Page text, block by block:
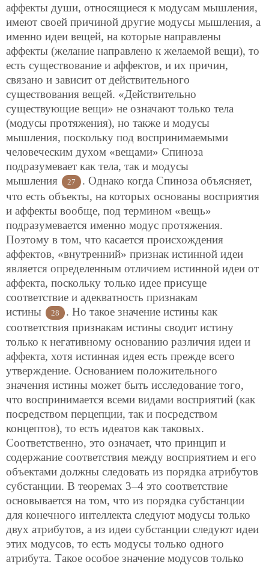
аффекты души, относящиеся к модусам мышления,
имеют своей причиной другие модусы мышления, а
именно идеи вещей, на которые направлены
аффекты (желание направлено к желаемой вещи), то
есть существование и аффектов, и их причин,
связано и зависит от действительного
существования вещей. «Действительно
существующие вещи» не означают только тела
(модусы протяжения), но также и модусы
мышления, поскольку под воспринимаемыми
человеческим духом «вещами» Спиноза
подразумевает как тела, так и модусы
мышления
27
. Однако когда Спиноза объясняет,
что есть объекты, на которых основаны восприятия
и аффекты вообще, под термином «вещь»
подразумевается именно модус протяжения.
Поэтому в том, что касается происхождения
аффектов, «внутренний» признак истинной идеи
является определенным отличием истинной идеи от
аффекта, поскольку только идее присуще
соответствие и адекватность признакам
истины
28
. Но такое значение истины как
соответствия признакам истины сводит истину
только к негативному основанию различия идеи и
аффекта, хотя истинная идея есть прежде всего
утверждение. Основанием положительного
значения истины может быть исследование того,
что воспринимается всеми видами восприятий (как
посредством перцепции, так и посредством
концептов), то есть идеатов как таковых.
Соответственно, это означает, что принцип и
содержание соответствия между восприятием и его
объектами должны следовать из порядка атрибутов
субстанции. В теоремах 3–4 это соответствие
основывается на том, что из порядка субстанции
для конечного интеллекта следуют модусы только
двух атрибутов, а из идеи субстанции следуют идеи
этих модусов, то есть модусы только одного
атрибута. Такое особое значение модусов только